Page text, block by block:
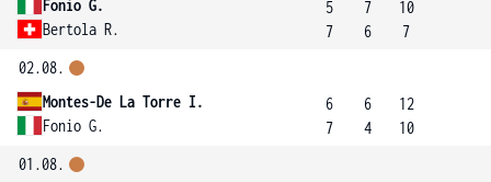
Fonio G.
Bertola R.
5
7
7
6
10
7
02.08.
Montes-De La Torre I.
Fonio G.
6
7
6
4
12
10
01.08.